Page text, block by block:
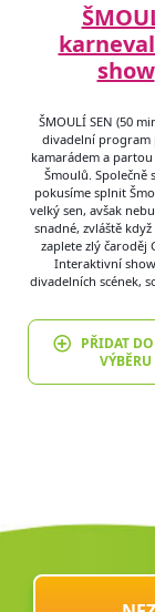
show
ŠMOULÍ SEN (50
divadelní program
kamarádem a
Šmoulů. Společně
pokusíme splnit
velký sen, avšak
snadné, zvláště
zaplete zlý čaroděj
Interaktivní
divadelních scének,
PŘIDAT
VÝBĚRU